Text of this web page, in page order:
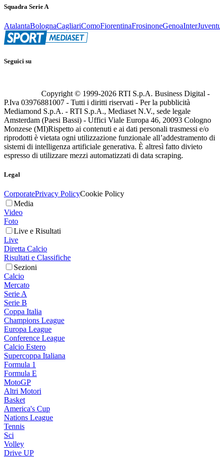
Squadra Serie A
AtalantaBolognaCagliariComoFiorentinaFrosinoneGenoaInter
Seguici su
Copyright © 1999-2026 RTI S.p.A. Business Digital -
P.Iva 03976881007 - Tutti i diritti riservati - Per la pubblicità
Mediamond S.p.A. - RTI S.p.A., Mediaset N.V., sede legale
Amsterdam (Paesi Bassi) - Uffici Viale Europa 46, 20093 Cologno
Monzese (MI)Rispetto ai contenuti e ai dati personali trasmessi e/o
riprodotti è vietata ogni utilizzazione funzionale all’addestramento di
sistemi di intelligenza artificiale generativa. È altresì fatto divieto
espresso di utilizzare mezzi automatizzati di data scraping.
Legal
CorporatePrivacy PolicyCookie Policy
Media
Video
Foto
Live e Risultati
Live
Diretta Calcio
Risultati e Classifiche
Sezioni
Calcio
Mercato
Serie A
Serie B
Coppa Italia
Champions League
Europa League
Conference League
Calcio Estero
Supercoppa Italiana
Formula 1
Formula E
MotoGP
Altri Motori
Basket
America's Cup
Nations League
Tennis
Sci
Volley
Drive UP